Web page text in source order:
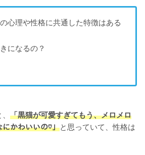
心理や性格に共通した特徴はある
になるの？
「黒猫が可愛すぎてもう、メロメロ
かわいいの♡」と思っていて、性格は